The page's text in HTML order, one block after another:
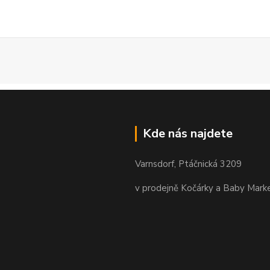
Kde nás najdete
Varnsdorf, Ptáčnická 3209
v prodejně Kočárky a Baby